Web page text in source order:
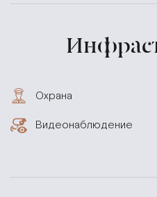
Охрана
Видеонаблюдение